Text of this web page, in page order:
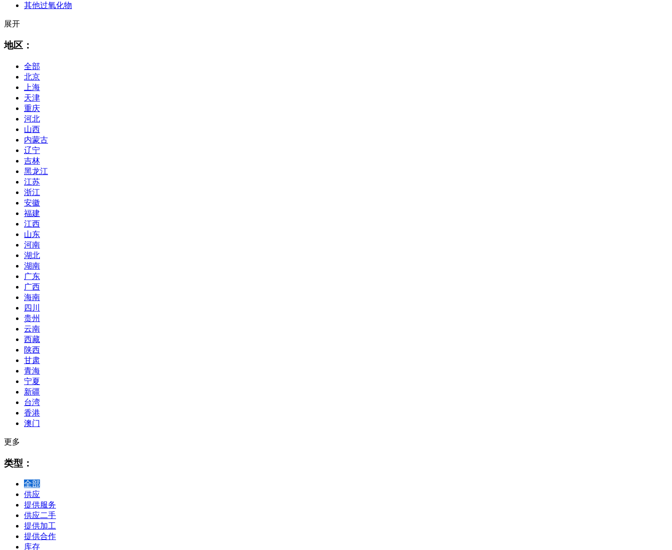
其他过氧化物
展开
地区：
全部
北京
上海
天津
重庆
河北
山西
内蒙古
辽宁
吉林
黑龙江
江苏
浙江
安徽
福建
江西
山东
河南
湖北
湖南
广东
广西
海南
四川
贵州
云南
西藏
陕西
甘肃
青海
宁夏
新疆
台湾
香港
澳门
更多
类型：
全部
供应
提供服务
供应二手
提供加工
提供合作
库存